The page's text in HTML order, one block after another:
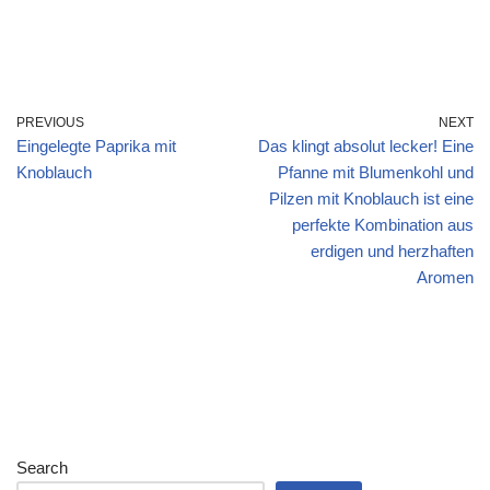
PREVIOUS
Eingelegte Paprika mit
Knoblauch
NEXT
Das klingt absolut lecker! Eine
Pfanne mit Blumenkohl und
Pilzen mit Knoblauch ist eine
perfekte Kombination aus
erdigen und herzhaften
Aromen
Search